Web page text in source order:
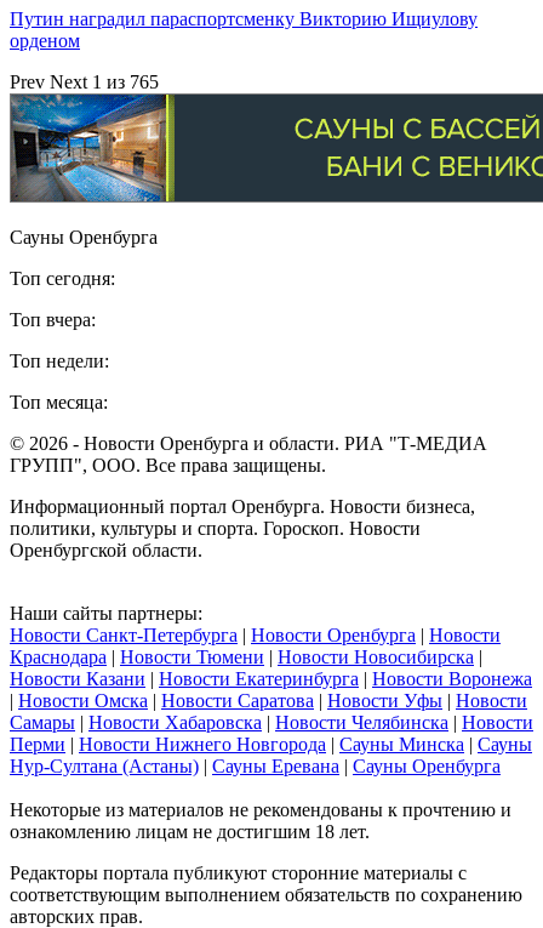
Путин наградил параспортсменку Викторию Ищиулову
орденом
Prev Next 1 из 765
Сауны Оренбурга
Топ сегодня:
Топ вчера:
Топ недели:
Топ месяца:
© 2026 - Новости Оренбурга и области. РИА "Т-МЕДИА
ГРУПП", ООО. Все права защищены.
Информационный портал Оренбурга. Новости бизнеса,
политики, культуры и спорта. Гороскоп. Новости
Оренбургской области.
Наши сайты партнеры:
Новости Санкт-Петербурга | Новости Оренбурга | Новости
Краснодара | Новости Тюмени | Новости Новосибирска |
Новости Казани | Новости Екатеринбурга | Новости Воронежа
| Новости Омска | Новости Саратова | Новости Уфы | Новости
Самары | Новости Хабаровска | Новости Челябинска | Новости
Перми | Новости Нижнего Новгорода | Сауны Минска | Сауны
Нур-Султана (Астаны) | Сауны Еревана | Сауны Оренбурга
Некоторые из материалов не рекомендованы к прочтению и
ознакомлению лицам не достигшим 18 лет.
Редакторы портала публикуют сторонние материалы с
соответствующим выполнением обязательств по сохранению
авторских прав.